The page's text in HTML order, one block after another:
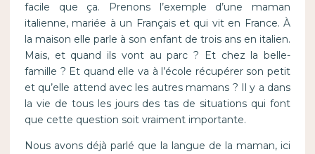
facile que ça. Prenons l’exemple d’une maman
italienne, mariée à un Français et qui vit en France. À
la maison elle parle à son enfant de trois ans en italien.
Mais, et quand ils vont au parc ? Et chez la belle-
famille ? Et quand elle va à l’école récupérer son petit
et qu’elle attend avec les autres mamans ? Il y a dans
la vie de tous les jours des tas de situations qui font
que cette question soit vraiment importante.
Nous avons déjà parlé que la langue de la maman, ici